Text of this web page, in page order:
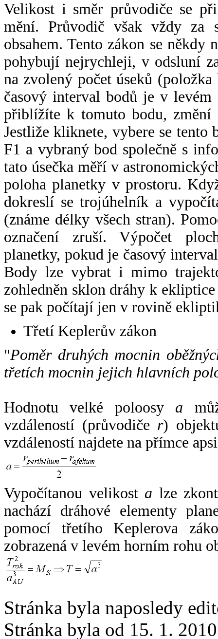
Velikost i směr průvodiče se
mění. Průvodič však vždy za
obsahem. Tento zákon se někdy
pohybují nejrychleji, v odsluní
na zvolený počet úseků
časový interval bodů je v
přiblížíte k tomuto bodu,
Jestliže kliknete, vybere se tento
F1 a vybraný bod společně s
tato úsečka měří v
poloha planetky v prostoru.
dokreslí se trojúhelník a
(známe délky všech stran).
označení zruší. Výpočet
planetky, pokud je časový
Body lze vybrat i mimo
zohledněn sklon dráhy k
se pak počítají jen v rovině
Třetí Keplerův zákon
"Poměr druhých mocnin
třetích mocnin jejich hlavních
Hodnotu velké poloosy a
vzdáleností (průvodiče r)
vzdáleností najdete na přímce
Vypočítanou velikost a lze
nachází dráhové elementy
pomocí třetího Keplerova
zobrazená v levém horním rohu
Stránka byla naposledy
Stránka byla od 15. 1.